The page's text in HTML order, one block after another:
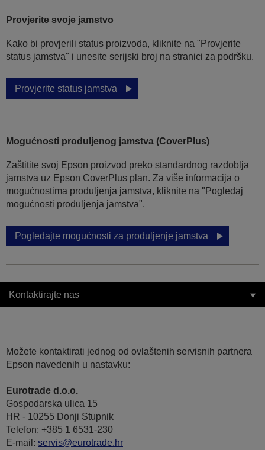
Provjerite svoje jamstvo
Kako bi provjerili status proizvoda, kliknite na "Provjerite
status jamstva" i unesite serijski broj na stranici za podršku.
Provjerite status jamstva
Mogućnosti produljenog jamstva (CoverPlus)
Zaštitite svoj Epson proizvod preko standardnog razdoblja
jamstva uz Epson CoverPlus plan. Za više informacija o
mogućnostima produljenja jamstva, kliknite na "Pogledaj
mogućnosti produljenja jamstva".
Pogledajte mogućnosti za produljenje jamstva
Kontaktirajte nas
Možete kontaktirati jednog od ovlaštenih servisnih partnera
Epson navedenih u nastavku:
Eurotrade d.o.o.
Gospodarska ulica 15
HR - 10255 Donji Stupnik
Telefon: +385 1 6531-230
E-mail: servis@eurotrade.hr